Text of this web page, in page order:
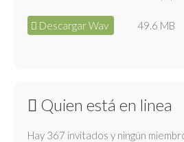
Descargar Wav 49.6 MB
Quien está en linea
Hay 367 invitados y ningún